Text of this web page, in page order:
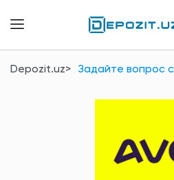
Depozit.uz Задайте вопрос